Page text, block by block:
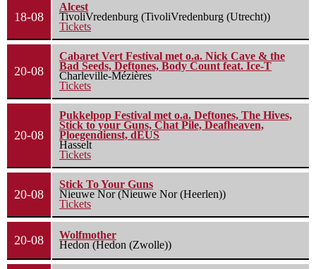
18-08
Alcest
TivoliVredenburg (TivoliVredenburg (Utrecht))
Tickets
20-08
Cabaret Vert Festival met o.a. Nick Cave & the
Bad Seeds, Deftones, Body Count feat. Ice-T
Charleville-Mézières
Tickets
20-08
Pukkelpop Festival met o.a. Deftones, The Hives,
Stick to your Guns, Chat Pile, Deafheaven,
Ploegendienst, dEUS
Hasselt
Tickets
20-08
Stick To Your Guns
Nieuwe Nor (Nieuwe Nor (Heerlen))
Tickets
20-08
Wolfmother
Hedon (Hedon (Zwolle))